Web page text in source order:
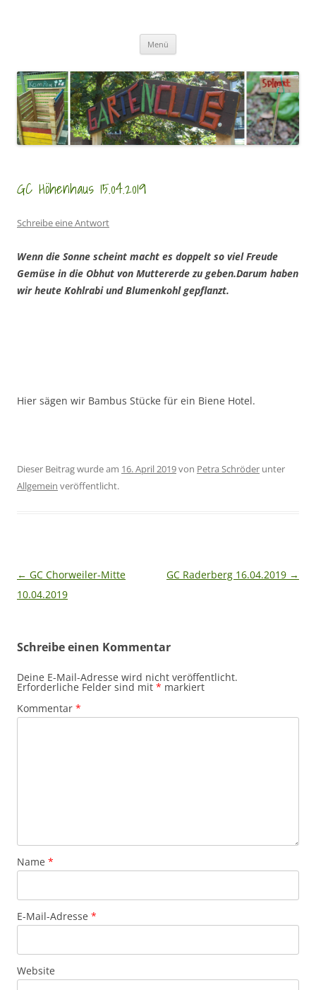
Menü
GC Höhenhaus 15.04.2019
Schreibe eine Antwort
Wenn die Sonne scheint macht es doppelt so viel Freude
Gemüse in die Obhut von Muttererde zu geben.Darum haben
wir heute Kohlrabi und Blumenkohl gepflanzt.
Hier sägen wir Bambus Stücke für ein Biene Hotel.
Dieser Beitrag wurde am 16. April 2019von Petra Schröder unter
Allgemein veröffentlicht.
Beitragsnavigation
← GC Chorweiler-Mitte
10.04.2019
GC Raderberg 16.04.2019 →
Schreibe einen Kommentar
Deine E-Mail-Adresse wird nicht veröffentlicht.
Erforderliche Felder sind mit * markiert
Kommentar *
Name *
E-Mail-Adresse *
Website